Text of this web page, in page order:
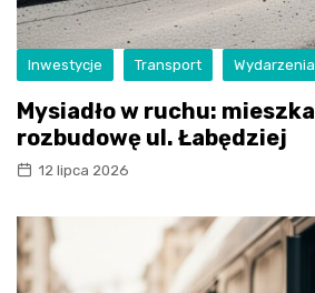
Inwestycje Transport Wydarzenia
Mysiadło w ruchu:
rozbudowę ul. Łabędziej
12 lipca 2026